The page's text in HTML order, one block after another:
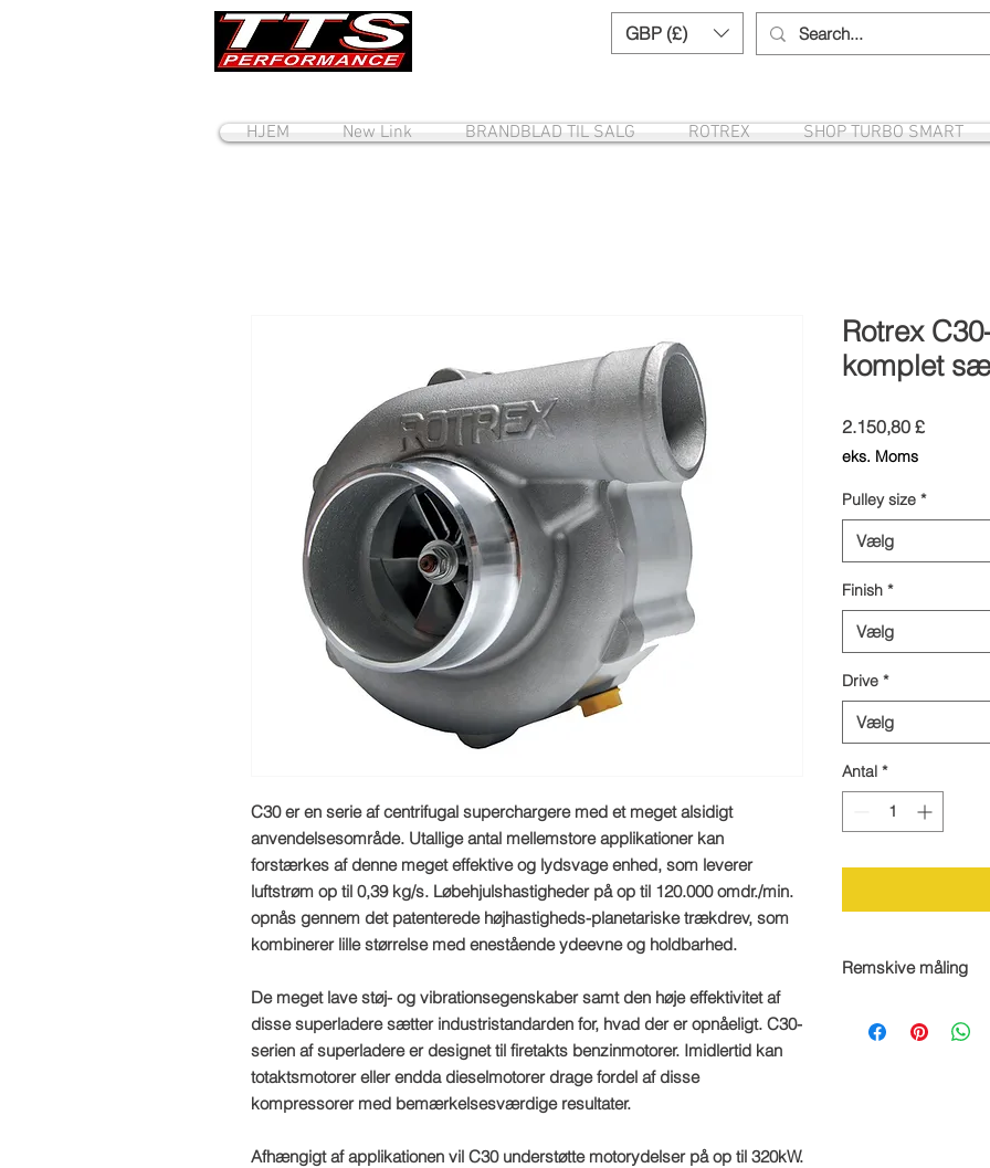
GBP (£)
HJEM New Link BRANDBLAD TIL SALG ROTREX SHOP TURBO SMART
C30 er en serie af centrifugal superchargere med et meget alsidigt
anvendelsesområde. Utallige antal mellemstore applikationer kan
forstærkes af denne meget effektive og lydsvage enhed, som leverer
luftstrøm op til 0,39 kg/s. Løbehjulshastigheder på op til 120.000 omdr./min.
opnås gennem det patenterede højhastigheds-planetariske trækdrev, som
kombinerer lille størrelse med enestående ydeevne og holdbarhed.
De meget lave støj- og vibrationsegenskaber samt den høje effektivitet af
disse superladere sætter industristandarden for, hvad der er opnåeligt. C30-
serien af superladere er designet til firetakts benzinmotorer. Imidlertid kan
totaktsmotorer eller endda dieselmotorer drage fordel af disse
kompressorer med bemærkelsesværdige resultater.
Afhængigt af applikationen vil C30 understøtte motorydelser på op til 320kW.
Rotrex
komplet
2.150,80 £Pris
eks. Moms
Pulley size *
Vælg
Finish *
Vælg
Drive *
Vælg
Antal *
Remskive måling
110 mm, i